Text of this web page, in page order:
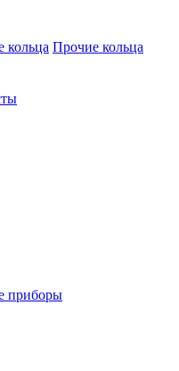
кольца Прочие кольца
приборы